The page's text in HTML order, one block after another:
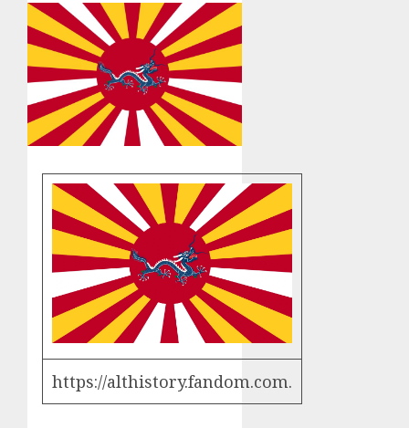
https://althistory.fandom.com.